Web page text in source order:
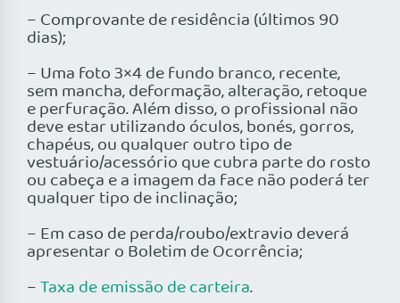
– Comprovante de residência (últimos 90
dias);
– Uma foto 3×4 de fundo branco, recente,
sem mancha, deformação, alteração, retoque
e perfuração. Além disso, o profissional não
deve estar utilizando óculos, bonés, gorros,
chapéus, ou qualquer outro tipo de
vestuário/acessório que cubra parte do rosto
ou cabeça e a imagem da face não poderá ter
qualquer tipo de inclinação;
– Em caso de perda/roubo/extravio deverá
apresentar o Boletim de Ocorrência;
–Taxa de emissão de carteira.